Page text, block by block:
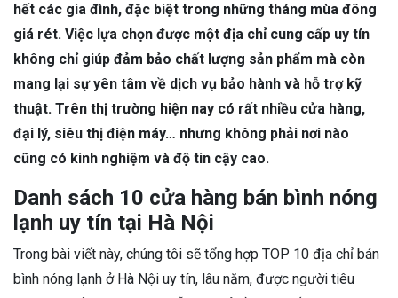
hết các gia đình, đặc biệt trong những tháng mùa đông
giá rét. Việc lựa chọn được một địa chỉ cung cấp uy tín
không chỉ giúp đảm bảo chất lượng sản phẩm mà còn
mang lại sự yên tâm về dịch vụ bảo hành và hỗ trợ kỹ
thuật. Trên thị trường hiện nay có rất nhiều cửa hàng,
đại lý, siêu thị điện máy… nhưng không phải nơi nào
cũng có kinh nghiệm và độ tin cậy cao.
Danh sách 10 cửa hàng bán bình nóng
lạnh uy tín tại Hà Nội
Trong bài viết này, chúng tôi sẽ tổng hợp TOP 10 địa chỉ bán
bình nóng lạnh ở Hà Nội uy tín, lâu năm, được người tiêu